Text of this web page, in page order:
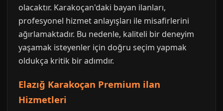
olacaktır. Karakoçan'daki bayan ilanları,
profesyonel hizmet anlayışları ile misafirlerini
ağırlamaktadır. Bu nedenle, kaliteli bir deneyim
yaşamak isteyenler için doğru seçim yapmak
oldukça kritik bir adımdır.
Elazığ Karakoçan Premium ilan
Hizmetleri